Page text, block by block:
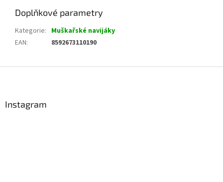
Doplňkové parametry
Kategorie: Muškařské navijáky
EAN: 8592673110190
Instagram